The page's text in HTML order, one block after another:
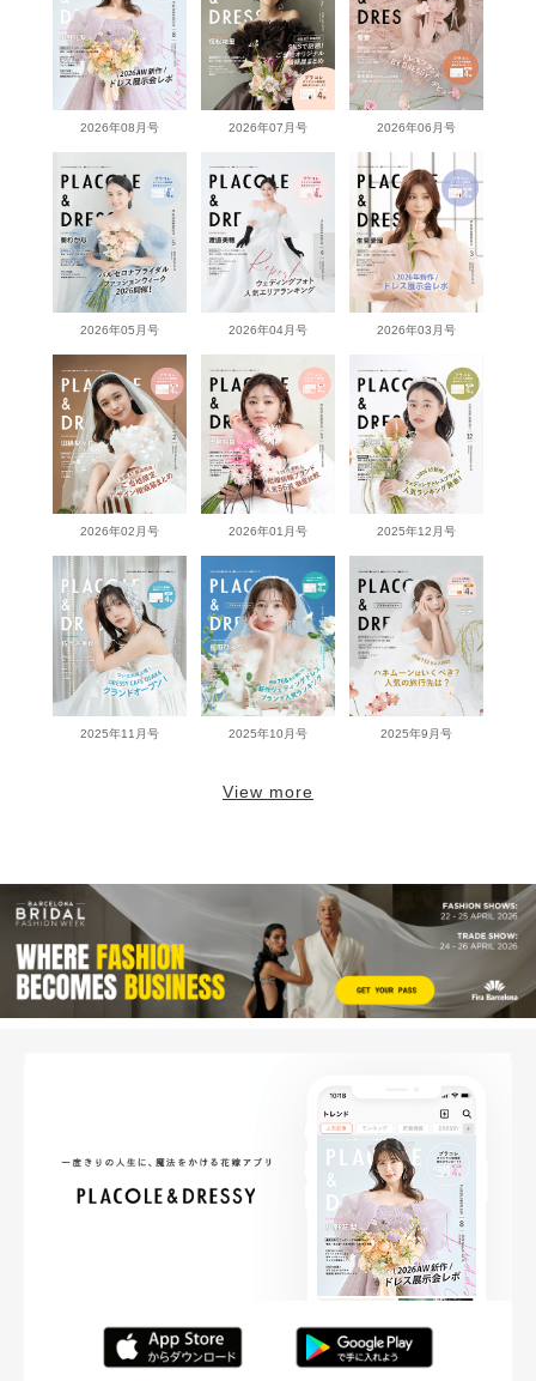
2026年08月号 2026年07月号 2026年06月号
2026年05月号 2026年04月号 2026年03月号
2026年02月号 2026年01月号 2025年12月号
2025年11月号 2025年10月号 2025年9月号
View more